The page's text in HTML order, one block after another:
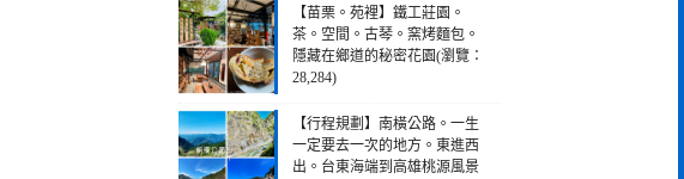
【苗栗。苑裡】鐵工莊園。
茶。空間。古琴。窯烤麵包。
隱藏在鄉道的秘密花園(瀏覽：
28,284)
【行程規劃】南橫公路。一生
一定要去一次的地方。東進西
出。台東海端到高雄桃源風景